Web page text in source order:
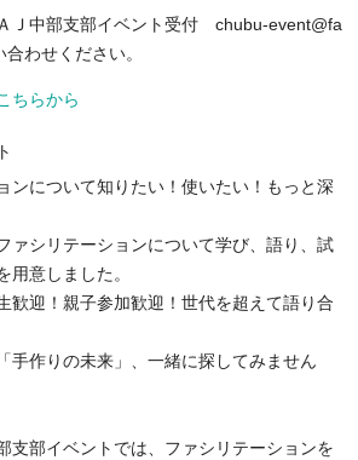
Ｊ中部支部イベント受付 chubu-event@fa
わせください。
ちらから
ンについて知りたい！使いたい！もっと深
ァシリテーションについて学び、語り、試
用意しました。
歓迎！親子参加歓迎！世代を超えて語り合
手作りの未来」、一緒に探してみません
支部イベントでは、ファシリテーションを